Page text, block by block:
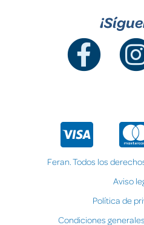
Feran. Todos los
Aviso
Política de
Condiciones